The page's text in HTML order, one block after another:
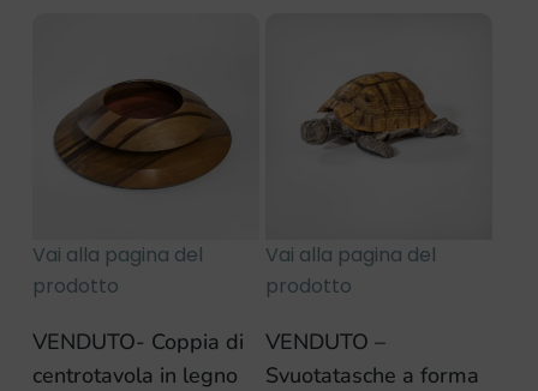
Vai alla pagina del
prodotto
VENDUTO- Coppia di
centrotavola in legno
Vai alla pagina del
prodotto
VENDUTO –
Svuotatasche a forma